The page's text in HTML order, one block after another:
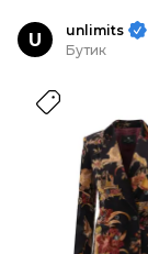
U
unlimits
Бутик